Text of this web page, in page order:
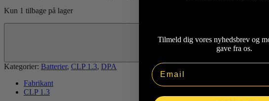
Kun 1 tilbage på lager
Hell
Kategorier: Batterier, CLP 1.3, DPA
Fabrikant
CLP 1.3
Tilmeld dig vores nyhedsbrev og
gave fra os.
Email